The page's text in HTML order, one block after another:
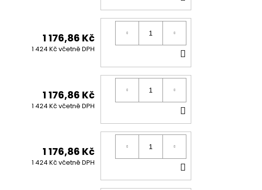
KOŠÍKU
1 176,86 Kč
1 424 Kč včetně DPH
KOŠÍKU
1 176,86 Kč
1 424 Kč včetně DPH
KOŠÍKU
1 176,86 Kč
1 424 Kč včetně DPH
KOŠÍKU